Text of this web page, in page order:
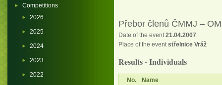
Přebor členů ČMMJ –
Date of the event21.04.2007
Place of the eventstřelnice Vráž
Results - Individuals
No.
Name
Competitions
2026
2025
2024
2023
2022